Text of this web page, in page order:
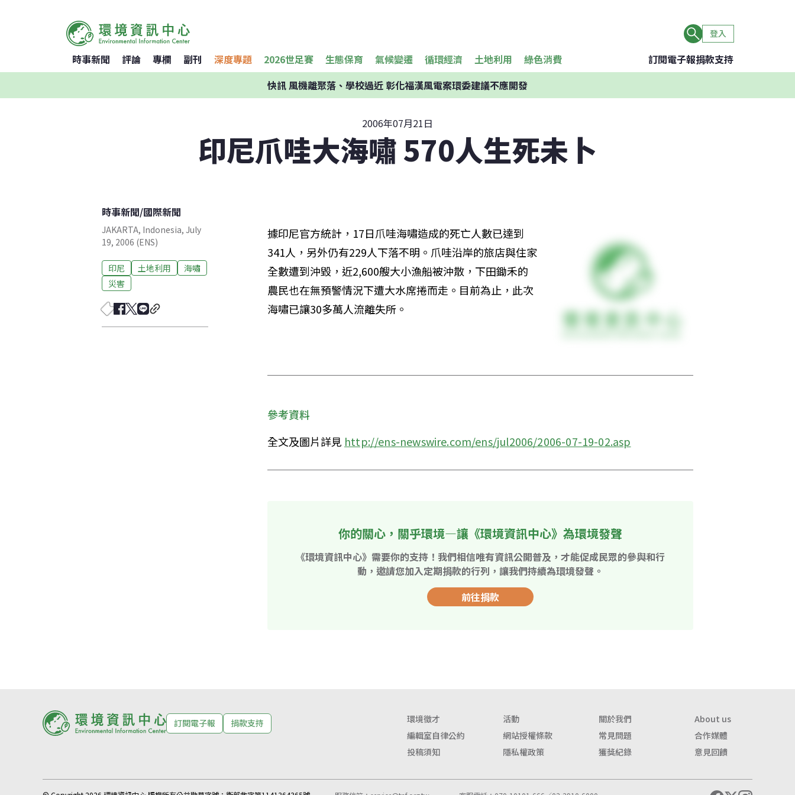
登入
時事新聞 評論 專欄 副刊 深度專題 2026世足賽 生態保育 氣候變遷 循環經濟 土地利用 綠色消費 訂閱電子報捐款支持
快訊風機離聚落、學校過近 彰化福漢風電案環委建議不應開發
2006年07月21日
印尼爪哇大海嘯 570人生死未卜
時事新聞/國際新聞
JAKARTA, Indonesia, July
19, 2006 (ENS)
印尼 土地利用
海嘯
災害
據印尼官方統計，17日爪哇海嘯造成的死亡人數已達到
341人，另外仍有229人下落不明。爪哇沿岸的旅店與住家
全數遭到沖毀，近2,600艘大小漁船被沖散，下田鋤禾的
農民也在無預警情況下遭大水席捲而走。目前為止，此次
海嘯已讓30多萬人流離失所。
參考資料
全文及圖片詳見 http://ens-newswire.com/ens/jul2006/2006-07-19-02.asp
你的關心，關乎環境—讓《環境資訊中心》為環境發聲
《環境資訊中心》需要你的支持！我們相信唯有資訊公開普及，才能促成民眾的參與和行
動，邀請您加入定期捐款的行列，讓我們持續為環境發聲。
前往捐款
訂閱電子報 捐款支持 環境徵才 活動 關於我們
About us
編輯室自律公約
網站授權條款 常見問題
合作媒體
投稿須知
隱私權政策 獲獎紀錄 意見回饋